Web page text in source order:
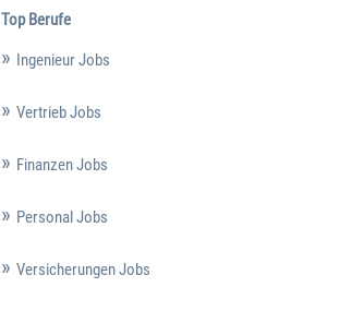
Top Berufe
Ingenieur Jobs
Vertrieb Jobs
Finanzen Jobs
Personal Jobs
Versicherungen Jobs